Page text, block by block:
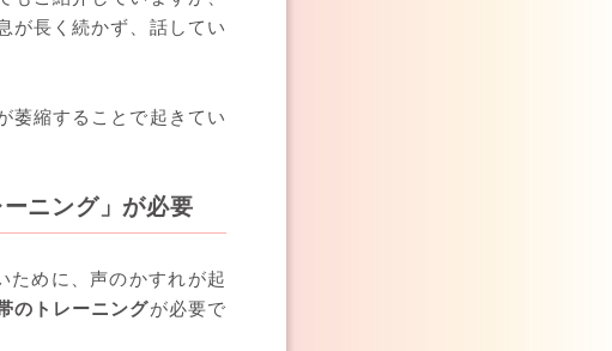
が長く続かず、話してい
萎縮することで起きてい
ニング」が必要
めに、声のかすれが起
のトレーニングが必要で